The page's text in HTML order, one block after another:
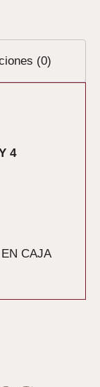
(0)
4
CAJA